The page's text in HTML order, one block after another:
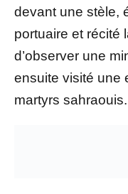
devant une stèle,
portuaire et récité
d’observer une
ensuite visité une
martyrs sahraouis.